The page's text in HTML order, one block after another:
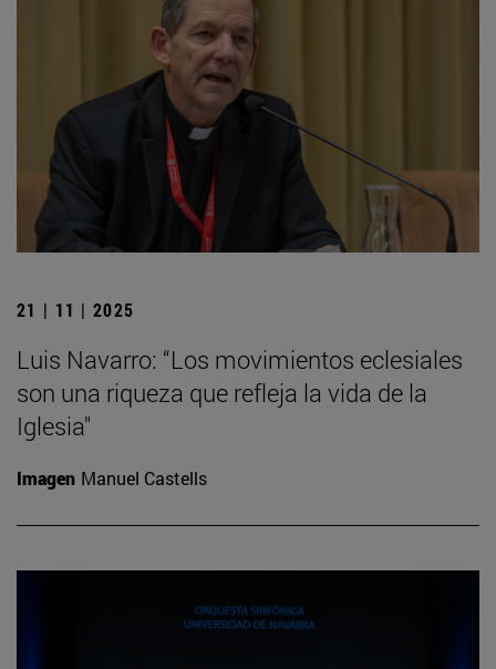
21 | 11 | 2025
Luis Navarro: “Los movimientos eclesiales
son una riqueza que refleja la vida de la
Iglesia"
Imagen Manuel Castells